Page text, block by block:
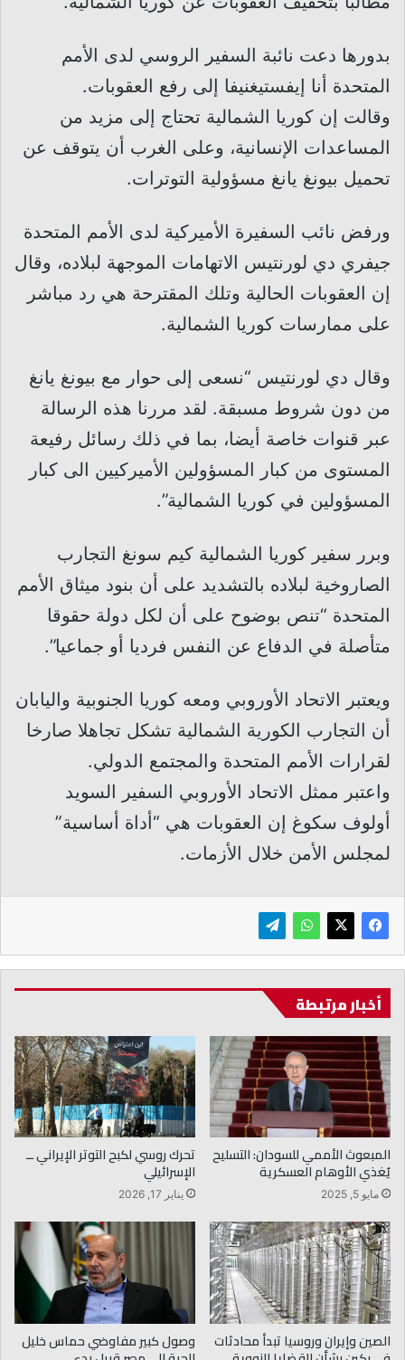
بدورها دعت نائبة السفير الروسي لدى الأمم
المتحدة أنا إيفستيغنيفا إلى رفع العقوبات.
وقالت إن كوريا الشمالية تحتاج إلى مزيد من
المساعدات الإنسانية، وعلى الغرب أن يتوقف عن
تحميل بيونغ يانغ مسؤولية التوترات.
ورفض نائب السفيرة الأميركية لدى الأمم المتحدة
جيفري دي لورنتيس الاتهامات الموجهة لبلاده، وقال
إن العقوبات الحالية وتلك المقترحة هي رد مباشر
على ممارسات كوريا الشمالية.
وقال دي لورنتيس “نسعى إلى حوار مع بيونغ يانغ
من دون شروط مسبقة. لقد مررنا هذه الرسالة
عبر قنوات خاصة أيضا، بما في ذلك رسائل رفيعة
المستوى من كبار المسؤولين الأميركيين الى كبار
المسؤولين في كوريا الشمالية”.
وبرر سفير كوريا الشمالية كيم سونغ التجارب
الصاروخية لبلاده بالتشديد على أن بنود ميثاق الأمم
المتحدة “تنص بوضوح على أن لكل دولة حقوقا
متأصلة في الدفاع عن النفس فرديا أو جماعيا”.
ويعتبر الاتحاد الأوروبي ومعه كوريا الجنوبية واليابان
أن التجارب الكورية الشمالية تشكل تجاهلا صارخا
لقرارات الأمم المتحدة والمجتمع الدولي.
واعتبر ممثل الاتحاد الأوروبي السفير السويد
أولوف سكوغ إن العقوبات هي “أداة أساسية”
لمجلس الأمن خلال الأزمات.
أخبار مرتبطة
المبعوث الأممي للسودان: التسليح
يُغذي الأوهام العسكرية
مايو 5, 2025
تحرك روسي لكبح التوتر الإيراني ــ
الإسرائيلي
يناير 17, 2026
الصين وإيران وروسيا تبدأ محادثات وصول كبير مفاوضي حماس خليل